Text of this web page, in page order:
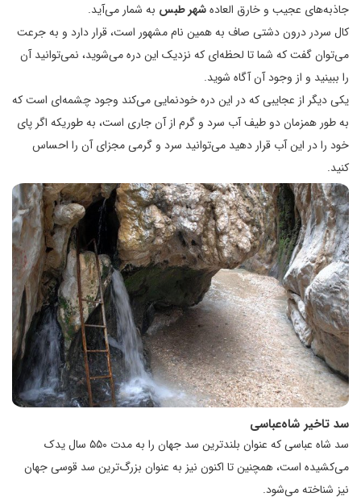
جاذبه‌های عجیب و خارق العادهشهر طبس به شمار می‌آید.
کال سردر درون دشتی صاف به همین نام مشهور است، قرار دارد و به جرعت
می‌توان گفت که شما تا لحظه‌ای که نزدیک این دره می‌شوید، نمی‌توانید آن
را ببینید و از وجود آن آگاه شوید.
یکی دیگر از عجایبی که در این دره خودنمایی می‌کند وجود چشمه‌ای است که
به طور همزمان دو طیف آب سرد و گرم از آن جاری است، به طوریکه اگر پای
خود را در این آب قرار دهید می‌توانید سرد و گرمی مجزای آن را احساس
کنید.
سد تاخیر شاه‌عباسی
سد شاه عباسی که عنوان بلندترین سد جهان را به مدت ۵۵۰ سال یدک
می‌کشیده است، همچنین تا اکنون نیز به عنوان بزرگ‌ترین سد قوسی جهان
نیز شناخته می‌شود.